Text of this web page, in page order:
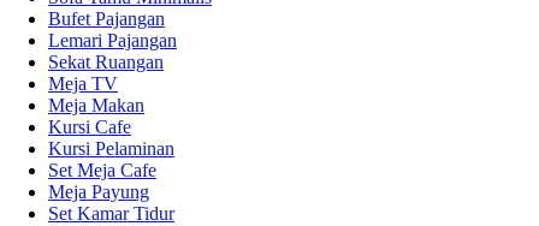
Bufet Pajangan
Lemari Pajangan
Sekat Ruangan
Meja TV
Meja Makan
Kursi Cafe
Kursi Pelaminan
Set Meja Cafe
Meja Payung
Set Kamar Tidur